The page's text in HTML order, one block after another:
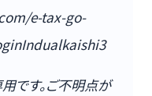
e-tax-go-
です。ご不明点が